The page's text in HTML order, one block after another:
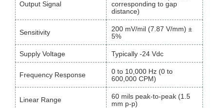
Output Signal
corresponding to gap
distance)
Sensitivity
200 mV/mil (7.87 V/mm) ±
5%
Supply Voltage Typically -24 Vdc
Frequency Response
0 to 10,000 Hz (0 to
600,000 CPM)
Linear Range
60 mils peak-to-peak (1.5
mm p-p)